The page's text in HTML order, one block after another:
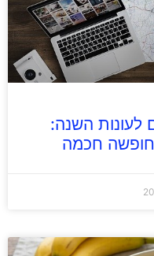
לעונות השנה:
חופשה חכמה